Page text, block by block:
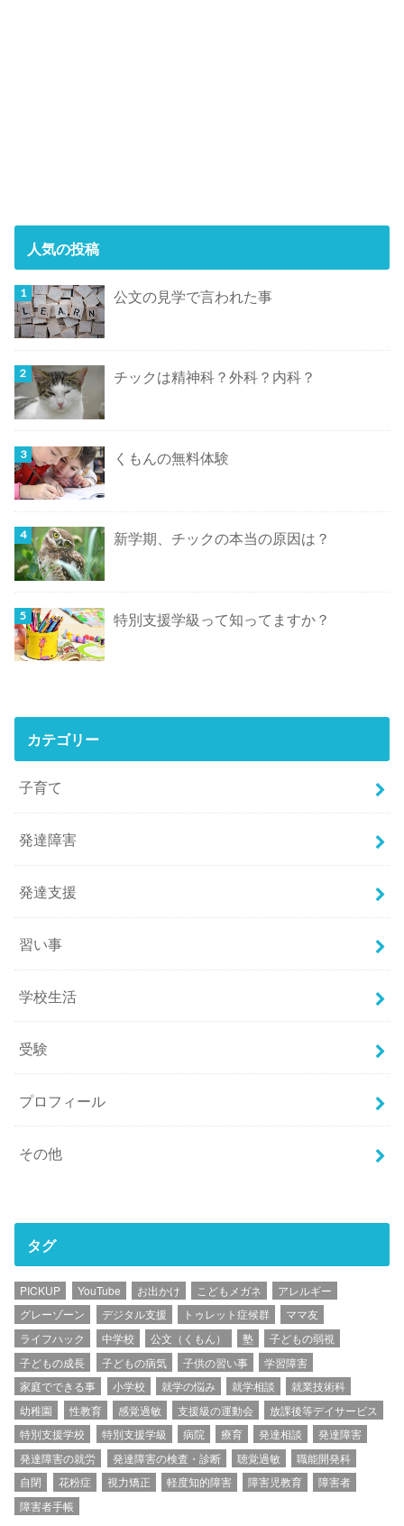
人気の投稿
公文の見学で言われた事
チックは精神科？外科？内科？
くもんの無料体験
新学期、チックの本当の原因は？
特別支援学級って知ってますか？
カテゴリー
子育て
発達障害
発達支援
習い事
学校生活
受験
プロフィール
その他
タグ
PICKUP YouTube お出かけ こどもメガネ
アレルギー
グレーゾーン
デジタル支援 トゥレット症候群
ママ友
ライフハック
中学校 公文（くもん） 塾
子どもの弱視
子どもの成長
子どもの病気 子供の習い事
学習障害
家庭でできる事
小学校 就学の悩み 就学相談
就業技術科
幼稚園
性教育 感覚過敏 支援級の運動会
放課後等デイサービス
特別支援学校
特別支援学級 病院 療育 発達相談
発達障害
発達障害の就労
発達障害の検査・診断 聴覚過敏
職能開発科
自閉
花粉症 視力矯正 軽度知的障害 障害児教育
障害者
障害者手帳